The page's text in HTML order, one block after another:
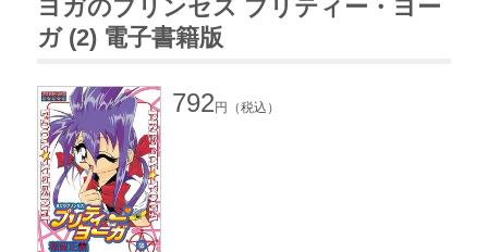
ヨガのプリンセス プリティー・ヨー
ガ (2) 電子書籍版
792 円（税込）